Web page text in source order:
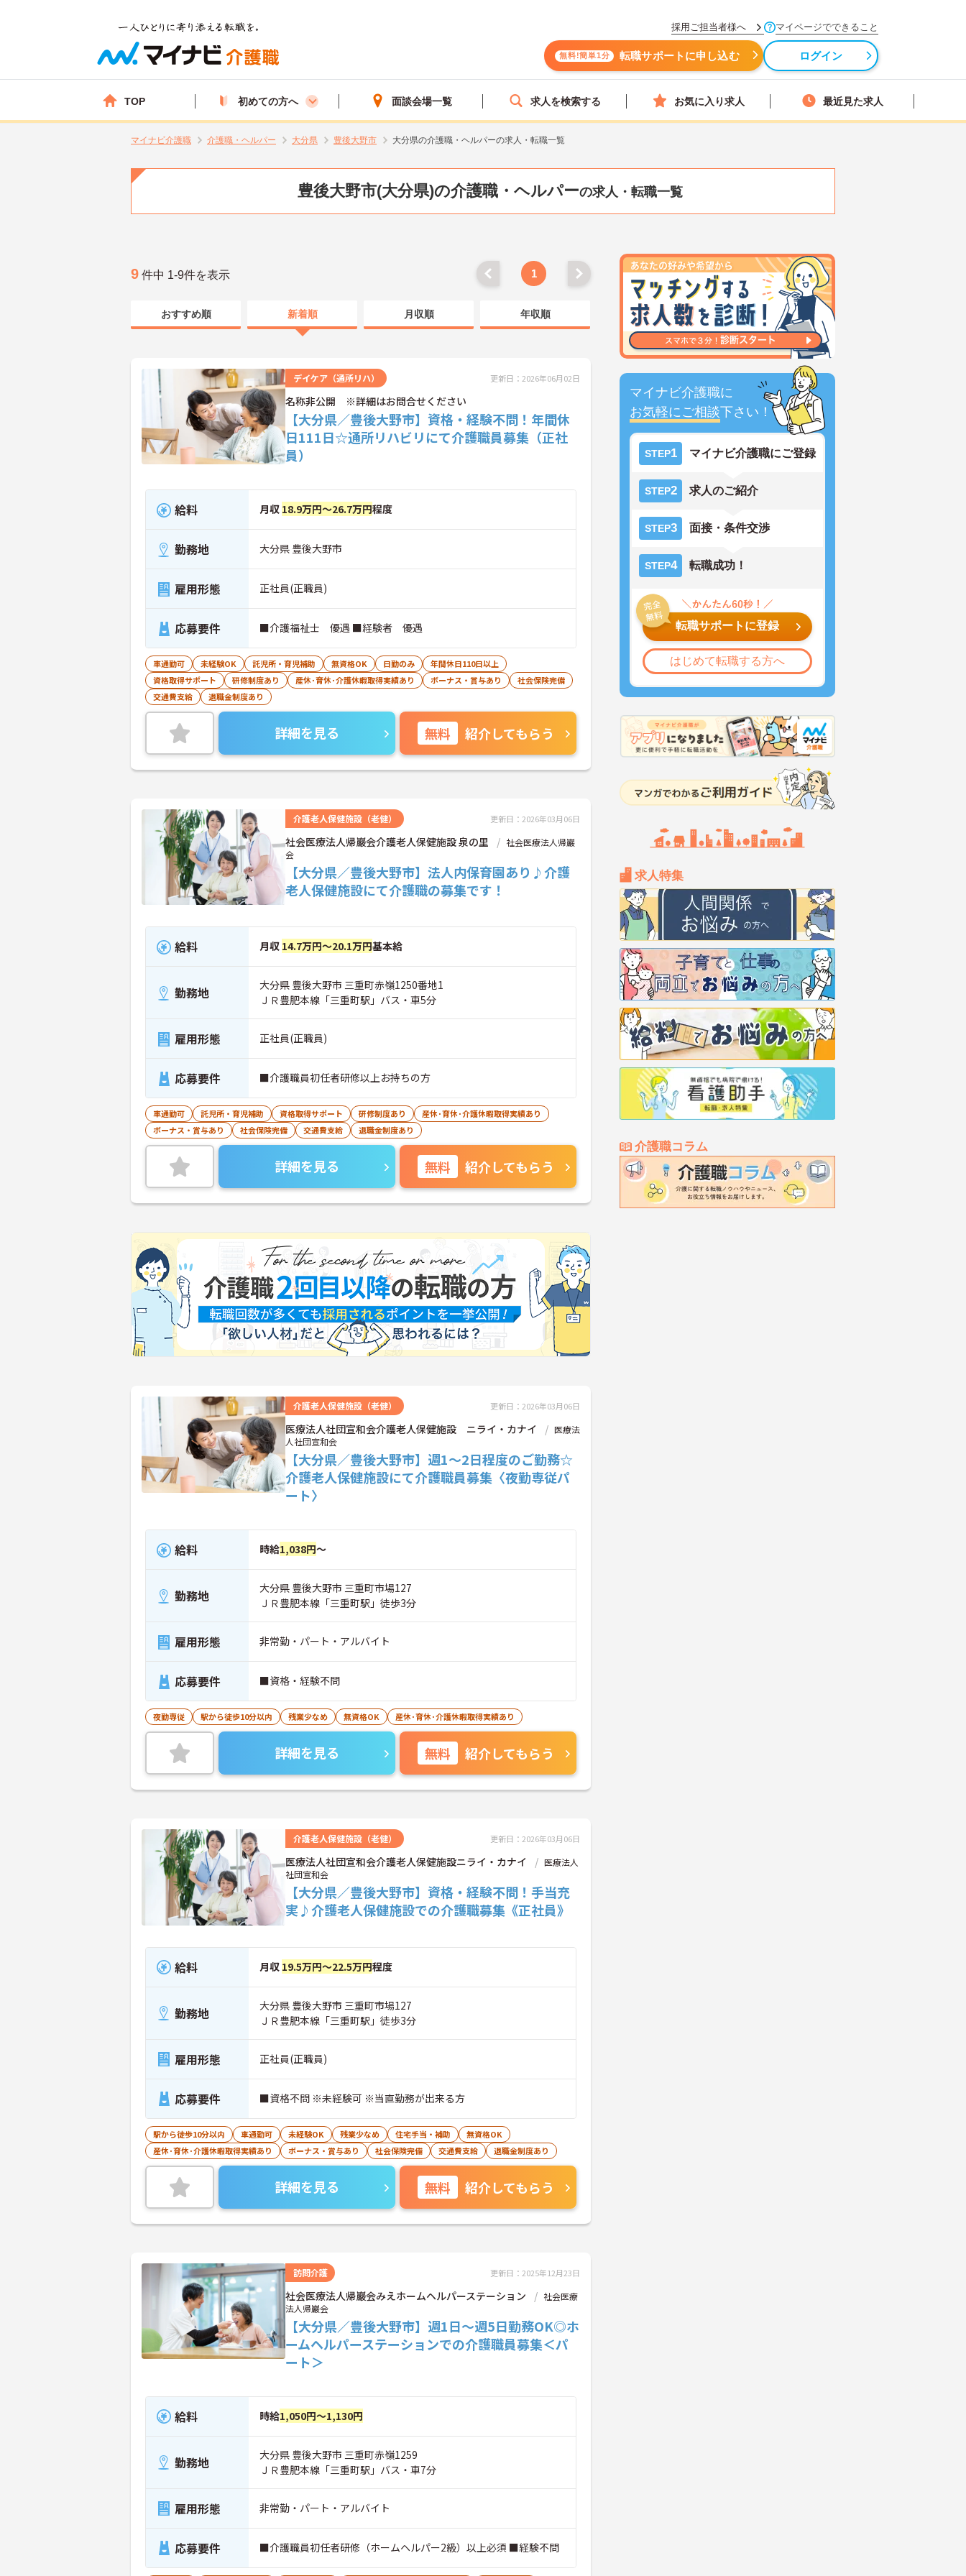
採用ご担当者様へ マイページでできること
無料!簡単1分 転職サポートに申し込む ログイン
TOP 初めての方へ 面談会場一覧 求人を検索する お気に入り求人 最近見た求人
マイナビ介護職 介護職・ヘルパー 大分県 豊後大野市 大分県の介護職・ヘルパーの求人・転職一覧
豊後大野市(大分県)の介護職・ヘルパーの求人・転職一覧
マイナビ介護職に
お気軽にご相談下さい！
STEP1 マイナビ介護職にご登録
STEP2 求人のご紹介
STEP3 面接・条件交渉
STEP4 転職成功！
転職サポートに登録
はじめて転職する方へ
求人特集
介護職コラム
9 件中 1-9件を表示 1
おすすめ順 新着順 月収順 年収順
デイケア（通所リハ） 更新日：2026年06月02日
名称非公開 ※詳細はお問合せください
【大分県／豊後大野市】資格・経験不問！年間休
日111日☆通所リハビリにて介護職員募集（正社
員）
給料 月収 18.9万円～26.7万円程度
勤務地 大分県 豊後大野市
雇用形態 正社員(正職員)
応募要件 ■介護福祉士 優遇 ■経験者 優遇
車通勤可 未経験OK 託児所・育児補助 無資格OK 日勤のみ
年間休日110日以上
資格取得サポート
研修制度あり 産休･育休･介護休暇取得実績あり ボーナス・賞与あり
社会保険完備
交通費支給
退職金制度あり
詳細を見る 無料 紹介してもらう
介護老人保健施設（老健） 更新日：2026年03月06日
社会医療法人帰巖会介護老人保健施設 泉の里
社会医療法人帰巖
会
【大分県／豊後大野市】法人内保育園あり♪介護
老人保健施設にて介護職の募集です！
給料 月収 14.7万円～20.1万円基本給
勤務地
大分県 豊後大野市 三重町赤嶺1250番地1
ＪＲ豊肥本線「三重町駅」バス・車5分
雇用形態 正社員(正職員)
応募要件 ■介護職員初任者研修以上お持ちの方
車通勤可 託児所・育児補助 資格取得サポート 研修制度あり
産休･育休･介護休暇取得実績あり
ボーナス・賞与あり
社会保険完備 交通費支給 退職金制度あり
詳細を見る 無料 紹介してもらう
介護老人保健施設（老健） 更新日：2026年03月06日
医療法人社団宣和会介護老人保健施設 ニライ・カナイ
医療法
人社団宣和会
【大分県／豊後大野市】週1～2日程度のご勤務☆
介護老人保健施設にて介護職員募集〈夜勤専従パ
ート〉
給料 時給1,038円～
勤務地
大分県 豊後大野市 三重町市場127
ＪＲ豊肥本線「三重町駅」徒歩3分
雇用形態 非常勤・パート・アルバイト
応募要件 ■資格・経験不問
夜勤専従 駅から徒歩10分以内 残業少なめ 無資格OK 産休･育休･介護休暇取得実績あり
詳細を見る 無料 紹介してもらう
介護老人保健施設（老健） 更新日：2026年03月06日
医療法人社団宣和会介護老人保健施設ニライ・カナイ
医療法人
社団宣和会
【大分県／豊後大野市】資格・経験不問！手当充
実♪介護老人保健施設での介護職募集《正社員》
給料 月収 19.5万円～22.5万円程度
勤務地
大分県 豊後大野市 三重町市場127
ＪＲ豊肥本線「三重町駅」徒歩3分
雇用形態 正社員(正職員)
応募要件 ■資格不問 ※未経験可 ※当直勤務が出来る方
駅から徒歩10分以内 車通勤可 未経験OK 残業少なめ 住宅手当・補助
無資格OK
産休･育休･介護休暇取得実績あり
ボーナス・賞与あり 社会保険完備 交通費支給 退職金制度あり
詳細を見る 無料 紹介してもらう
訪問介護 更新日：2025年12月23日
社会医療法人帰巖会みえホームヘルパーステーション
社会医療
法人帰巖会
【大分県／豊後大野市】週1日～週5日勤務OK◎ホ
ームヘルパーステーションでの介護職員募集＜パ
ート＞
給料 時給1,050円～1,130円
勤務地
大分県 豊後大野市 三重町赤嶺1259
ＪＲ豊肥本線「三重町駅」バス・車7分
雇用形態 非常勤・パート・アルバイト
応募要件 ■介護職員初任者研修（ホームヘルパー2級）以上必須 ■経験不問